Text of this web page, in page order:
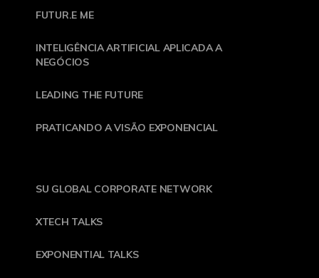
FUTUR.E ME
INTELIGÊNCIA ARTIFICIAL APLICADA A
NEGÓCIOS
LEADING THE FUTURE
PRATICANDO A VISÃO EXPONENCIAL
SU GLOBAL CORPORATE NETWORK
XTECH TALKS
EXPONENTIAL TALKS